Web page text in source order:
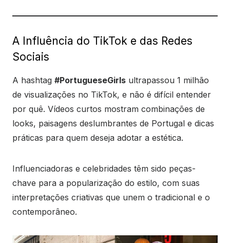
A Influência do TikTok e das Redes
Sociais
A hashtag #PortugueseGirls ultrapassou 1 milhão
de visualizações no TikTok, e não é difícil entender
por quê. Vídeos curtos mostram combinações de
looks, paisagens deslumbrantes de Portugal e dicas
práticas para quem deseja adotar a estética.
Influenciadoras e celebridades têm sido peças-
chave para a popularização do estilo, com suas
interpretações criativas que unem o tradicional e o
contemporâneo.